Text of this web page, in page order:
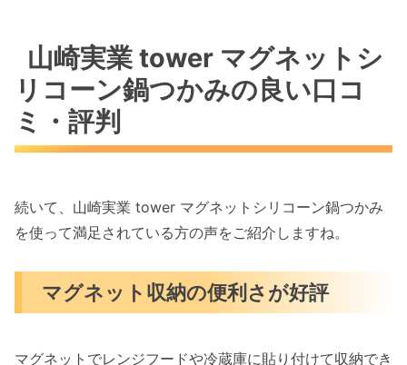
山崎実業 tower マグネットシ
リコーン鍋つかみの良い口コ
ミ・評判
続いて、山崎実業 tower マグネットシリコーン鍋つかみ
を使って満足されている方の声をご紹介しますね。
マグネット収納の便利さが好評
マグネットでレンジフードや冷蔵庫に貼り付けて収納でき